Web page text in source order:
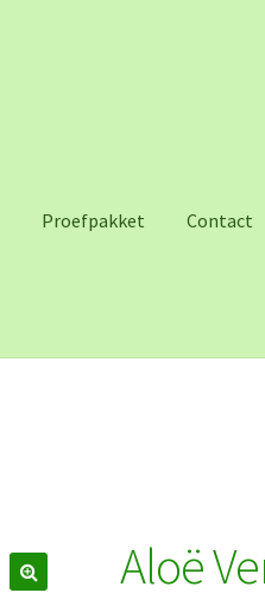
Proefpakket Contact
Aloë